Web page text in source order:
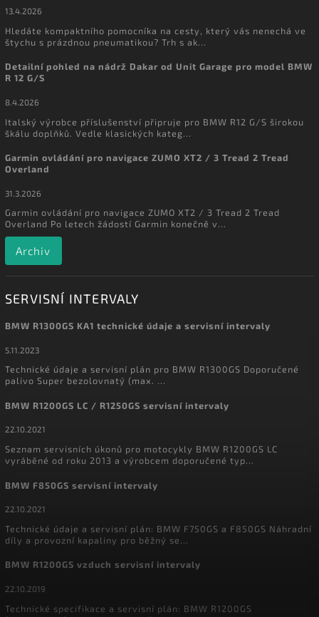
13.4.2026
Hledáte kompaktního pomocníka na cesty, který vás nenechá ve
štychu s prázdnou pneumatikou? Trh s ak...
Detailní pohled na nádrž Dakar od Unit Garage pro model BMW
R 12 G/S
8.4.2026
Italský výrobce příslušenství připruje pro BMW R12 G/S širokou
škálu doplňků. Vedle klasických kateg...
Garmin ovládání pro navigace ZUMO XT2 / 3 Tread 2 Tread
Overland
31.3.2026
Garmin ovládání pro navigace ZUMO XT2 / 3 Tread 2 Tread
Overland Po letech žádostí Garmin konečně v...
Archiv
SERVISNÍ INTERVALY
BMW R1300GS KA1 technické údaje a servisní intervaly
5.11.2023
Technické údaje a servisní plán pro BMW R1300GS Doporučené
palivo Super bezolovnatý (max. ...
BMW R1200GS LC / R1250GS servisní intervaly
22.10.2021
Seznam servisních úkonů pro motocykly BMW R1200GS LC
vyráběné od roku 2013 a výrobcem doporučené typ...
BMW F850GS servisní intervaly
22.10.2021
Technické údaje a servisní plán: BMW F750GS a F850GS Náhradní
díly a provozní kapaliny pro běžný se...
BMW R1200GS vzduch servisní intervaly
22.10.2019
Technické specifikace a servisní plán: BMW R1200GS